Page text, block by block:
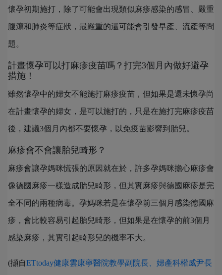
懷孕初期施打，除了可能會出現類似麻疹感染的感冒、嚴重
腹瀉和肺炎等症狀，最嚴重的還可能會引發早產、流產等問
題。
計畫懷孕可以打麻疹疫苗嗎？打完3個月內做好避孕
措施！
雖然懷孕中的婦女不能施打麻疹疫苗，但如果是還未懷孕尚
在計畫懷孕的婦女，是可以施打的，只是在施打完麻疹疫苗
後，建議3個月內都不要懷孕，以免疫苗影響到胎兒。
麻疹會不會讓胎兒畸形？
麻疹會讓孕媽咪慌張的原因就在於，許多孕媽咪擔心麻疹會
像德國麻疹一樣造成胎兒畸形，但其實麻疹與德國麻疹是完
全不同的兩種病毒。孕媽咪若是在懷孕前三個月感染德國麻
疹，會比較容易引起胎兒畸形，但如果是在懷孕的前3個月
感染麻疹，其實引起畸形兒的機率不大。
(擷自ETtoday健康雲康寧醫院教學副院長、婦產科權威尹長